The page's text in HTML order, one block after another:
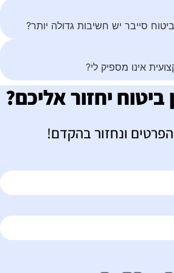
סייבר יש חשיבות גדולה יותר?
אינו מספיק לי?
ביטוח יחזור אליכם?
ונחזור בהקדם!